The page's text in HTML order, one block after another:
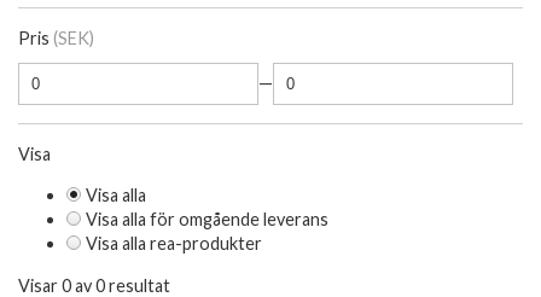
Pris (SEK)
—
Visa
Visa alla
Visa alla för omgående leverans
Visa alla rea-produkter
Visar 0 av 0 resultat